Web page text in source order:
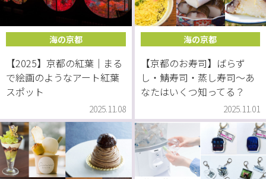
海の京都
【2025】京都の紅葉｜まる
で絵画のようなアート紅葉
スポット
2025.11.08
海の京都
【京都のお寿司】ばらず
し・鯖寿司・蒸し寿司〜あ
なたはいくつ知ってる？
2025.11.01